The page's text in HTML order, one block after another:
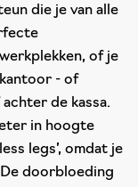
die je van alle
of je
- of
de kassa.
in hoogte
legs’, omdat je
doorbloeding